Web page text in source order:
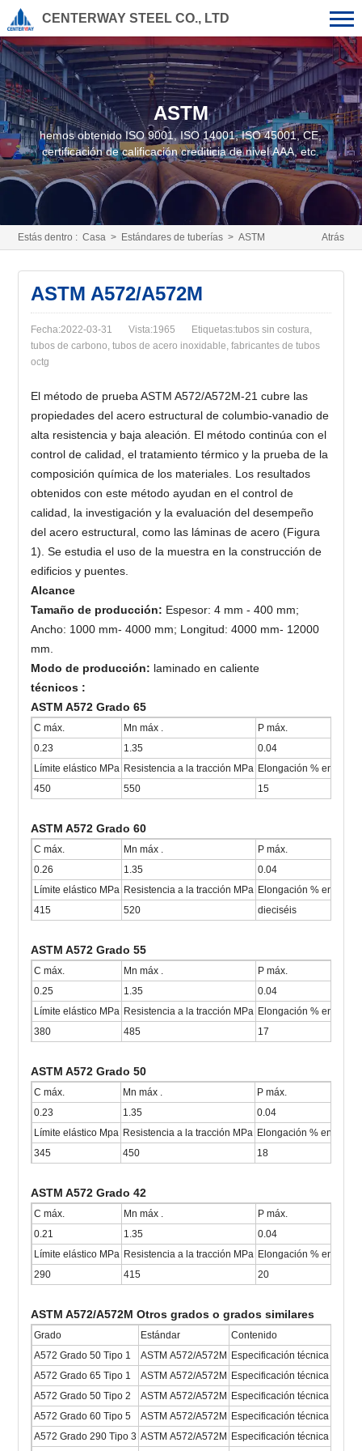
CENTERWAY STEEL CO., LTD
ASTM
hemos obtenido ISO 9001, ISO 14001, ISO 45001, CE,
certificación de calificación crediticia de nivel AAA, etc.
Atrás
Estás dentro :Casa > Estándares de tuberías >ASTM
ASTM A572/A572M
Fecha:2022-03-31 Vista:1965
Etiquetas:tubos sin costura,
tubos de carbono, tubos de acero inoxidable, fabricantes de tubos
octg
El método de prueba ASTM A572/A572M-21 cubre las
propiedades del acero estructural de columbio-vanadio de
alta resistencia y baja aleación. El método continúa con el
control de calidad, el tratamiento térmico y la prueba de la
composición química de los materiales. Los resultados
obtenidos con este método ayudan en el control de
calidad, la investigación y la evaluación del desempeño
del acero estructural, como las láminas de acero (Figura
1). Se estudia el uso de la muestra en la construcción de
edificios y puentes.
Alcance
Tamaño de producción: Espesor: 4 mm - 400 mm;
Ancho: 1000 mm- 4000 mm; Longitud: 4000 mm- 12000
mm.
Modo de producción: laminado en caliente
técnicos :
ASTM A572 Grado 65
C máx. Mn máx .
P máx.
0.23
1.35
0.04
Límite elástico MPa Resistencia a la tracción MPa Elongación % en 200
450
550 15
ASTM A572 Grado 60
C máx. Mn máx .
P máx.
0.26
1.35
0.04
Límite elástico MPa Resistencia a la tracción MPa Elongación % en 200
415
520 dieciséis
ASTM A572 Grado 55
C máx. Mn máx .
P máx.
0.25
1.35
0.04
Límite elástico MPa Resistencia a la tracción MPa Elongación % en 200
380
485 17
ASTM A572 Grado 50
C máx. Mn máx .
P máx.
0.23
1.35
0.04
Límite elástico Mpa Resistencia a la tracción MPa Elongación % en 200
345
450 18
ASTM A572 Grado 42
C máx. Mn máx .
P máx.
0.21
1.35
0.04
Límite elástico MPa Resistencia a la tracción MPa Elongación % en 200
290
415 20
ASTM A572/A572M Otros grados o grados similares
Grado Estándar
Contenido
A572 Grado 50 Tipo 1
ASTM A572/A572M
Especificación técnica para
A572 Grado 65 Tipo 1
ASTM A572/A572M
Especificación técnica para
A572 Grado 50 Tipo 2
ASTM A572/A572M
Especificación técnica para
A572 Grado 60 Tipo 5
ASTM A572/A572M
Especificación técnica para
A572 Grado 290 Tipo 3 ASTM A572/A572M Especificación técnica para